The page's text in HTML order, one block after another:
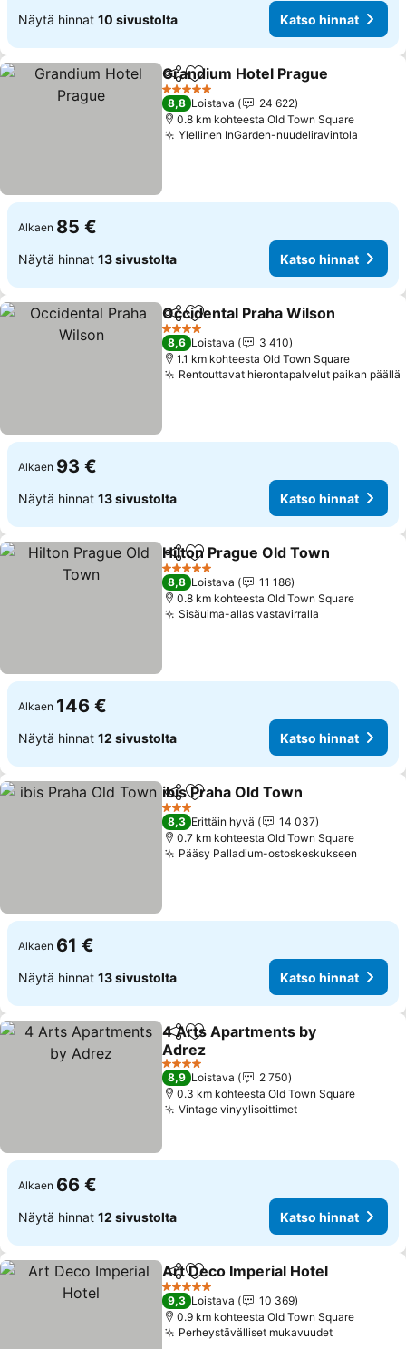
Näytä hinnat 10 sivustolta Katso hinnat
Jaa Lisää suosikkeihin
Grandium Hotel Prague
5 Tähtiluokitus
8,8 Loistava
24 622
0.8 km kohteesta Old Town Square
Ylellinen InGarden-nuudeliravintola
Alkaen 85 €
Näytä hinnat 13 sivustolta Katso hinnat
Jaa Lisää suosikkeihin
Occidental Praha Wilson
4 Tähtiluokitus
8,6 Loistava
3 410
1.1 km kohteesta Old Town Square
Rentouttavat hierontapalvelut paikan päällä
Alkaen 93 €
Näytä hinnat 13 sivustolta Katso hinnat
Jaa Lisää suosikkeihin
Hilton Prague Old Town
5 Tähtiluokitus
8,8 Loistava
11 186
0.8 km kohteesta Old Town Square
Sisäuima-allas vastavirralla
Alkaen 146 €
Näytä hinnat 12 sivustolta Katso hinnat
Jaa Lisää suosikkeihin
ibis Praha Old Town
3 Tähtiluokitus
8,3 Erittäin hyvä
14 037
0.7 km kohteesta Old Town Square
Pääsy Palladium-ostoskeskukseen
Alkaen 61 €
Näytä hinnat 13 sivustolta Katso hinnat
Jaa Lisää suosikkeihin
4 Arts Apartments by
Adrez
4 Tähtiluokitus
8,9 Loistava
2 750
0.3 km kohteesta Old Town Square
Vintage vinyylisoittimet
Alkaen 66 €
Näytä hinnat 12 sivustolta Katso hinnat
Jaa Lisää suosikkeihin
Art Deco Imperial Hotel
5 Tähtiluokitus
9,3 Loistava
10 369
0.9 km kohteesta Old Town Square
Perheystävälliset mukavuudet